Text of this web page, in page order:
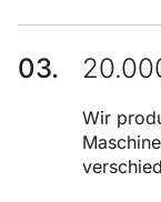
Wir